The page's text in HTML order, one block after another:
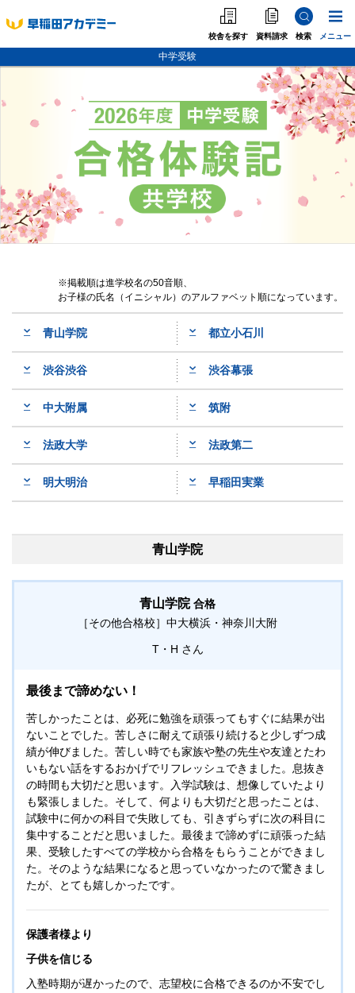
校舎を探す 資料請求 検索 メニュー
中学受験
高校受験 大学受験
個別指導
海外·帰国·首都圏外
英語教室
掲載順は進学校名の50音順、
お子様の氏名（イニシャル）のアルファベット順になっています。
青山学院 都立小石川
渋谷渋谷 渋谷幕張
中大附属 筑附
法政大学 法政第二
明大明治 早稲田実業
青山学院
青山学院合格
［その他合格校］ 中大横浜・神奈川大附
T・H
最後まで諦めない！
苦しかったことは、必死に勉強を頑張ってもすぐに結果が出
ないことでした。苦しさに耐えて頑張り続けると少しずつ成
績が伸びました。苦しい時でも家族や塾の先生や友達とたわ
いもない話をするおかげでリフレッシュできました。息抜き
の時間も大切だと思います。入学試験は、想像していたより
も緊張しました。そして、何よりも大切だと思ったことは、
試験中に何かの科目で失敗しても、引きずらずに次の科目に
集中することだと思いました。最後まで諦めずに頑張った結
果、受験したすべての学校から合格をもらうことができまし
た。そのような結果になると思っていなかったので驚きまし
たが、とても嬉しかったです。
保護者様より
子供を信じる
入塾時期が遅かったので、志望校に合格できるのか不安でし